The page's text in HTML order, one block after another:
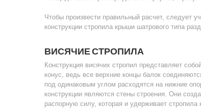
Чтобы произвести правильный расчет, следует
конструкции стропила крыши шатрового типа
ВИСЯЧИЕ СТРОПИЛА
Конструкция висячих стропил представляет
конус, ведь все верхние концы балок
под одинаковым углом расходятся на нижние
конструкции являются стены строения. Они
распорную силу, которая и удерживает стропила